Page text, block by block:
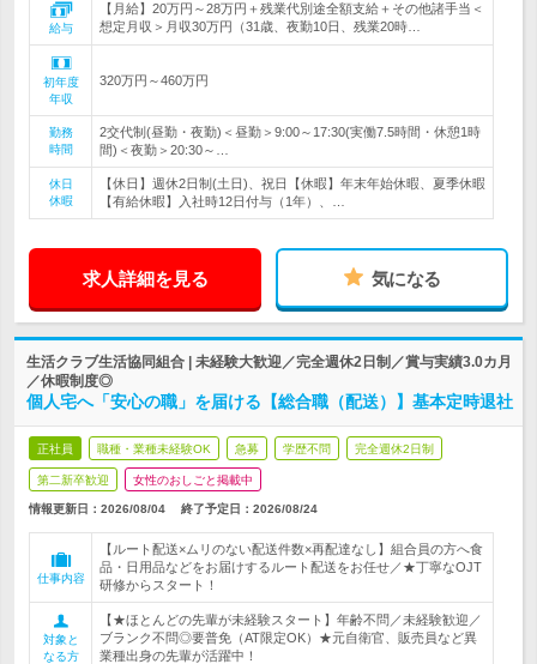
給与
【月給】20万円～28万円＋残業代別途全額支給＋その他諸手当＜
想定月収＞月収30万円（31歳、夜勤10日、残業20時…
初年度
年収
320万円～460万円
勤務
時間
2交代制(昼勤・夜勤)＜昼勤＞9:00～17:30(実働7.5時間・休憩1時
間)＜夜勤＞20:30～…
休日
休暇
【休日】週休2日制(土日)、祝日【休暇】年末年始休暇、夏季休暇
【有給休暇】入社時12日付与（1年）、…
求人詳細を見る 気になる
生活クラブ生活協同組合 | 未経験大歓迎／完全週休2日制／賞与実績3.0カ月
／休暇制度◎
個人宅へ「安心の職」を届ける【総合職（配送）】基本定時退社
正社員 職種・業種未経験OK 急募 学歴不問 完全週休2日制
第二新卒歓迎 女性のおしごと掲載中
情報更新日：2026/08/04 終了予定日： 2026/08/24
仕事内容
【ルート配送×ムリのない配送件数×再配達なし】組合員の方へ食
品・日用品などをお届けするルート配送をお任せ／★丁寧なOJT
研修からスタート！
対象と
なる方
【★ほとんどの先輩が未経験スタート】年齢不問／未経験歓迎／
ブランク不問◎要普免（AT限定OK）★元自衛官、販売員など異
業種出身の先輩が活躍中！